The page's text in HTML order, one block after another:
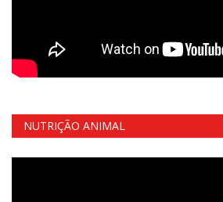
NUTRIÇÃO ANIMAL